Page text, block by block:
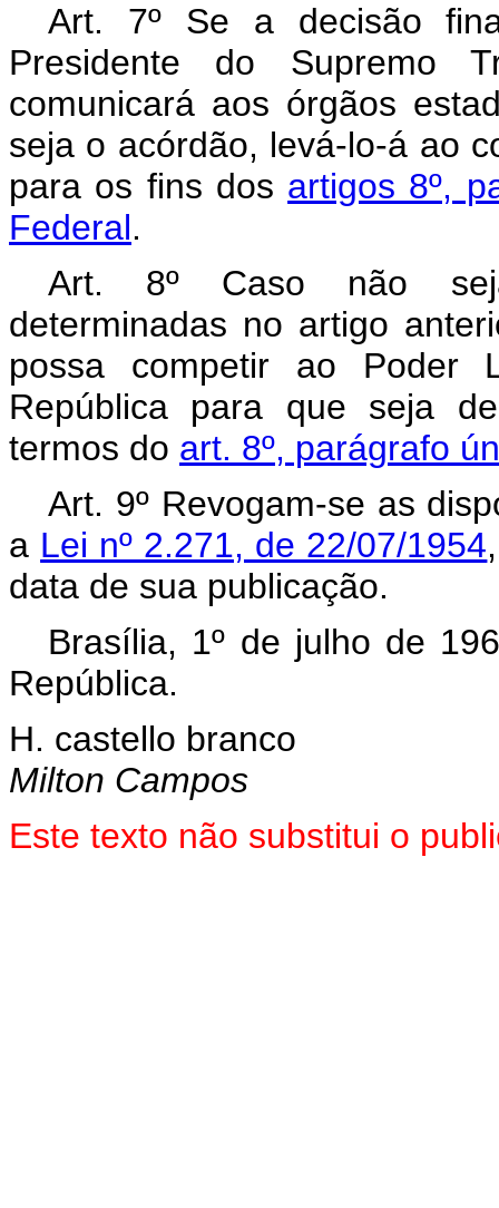
Art. 7º Se a decisão
Presidente do Supremo
comunicará aos órgãos
seja o acórdão, levá-lo-á ao
para os fins dos artigos 8º,
Federal.
Art. 8º Caso não
determinadas no artigo
possa competir ao Poder
República para que seja
termos do art. 8º, parágrafo
Art. 9º Revogam-se as
a Lei nº 2.271, de 22/07/1954
data de sua publicação.
Brasília, 1º de julho de
República.
H. castello branco
Milton Campos
Este texto não substitui o